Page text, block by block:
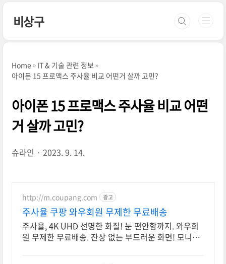
비상구
Home
IT & 기술 관련 정보
아이폰 15 프로맥스 주사율 비교 어떤거 살까 고민?
아이폰 15 프로맥스 주사율 비교 어떤
거 살까 고민?
슈라인 2023. 9. 14.
http://m.coupang.com 광고
주사율 쿠팡 와우회원 무제한 무료배송
주사율, 4K UHD 선명한 화질! 눈 편안함까지. 와우회
원 무제한 무료배송. 잔상 없는 부드러운 화면! 모니터,